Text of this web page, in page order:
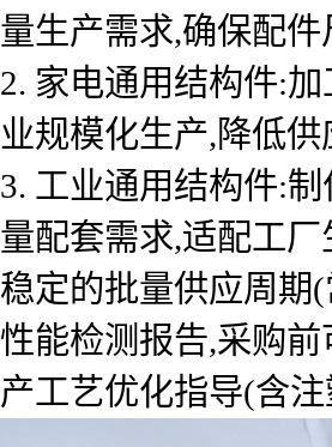
量生产需求,确保配
2. 家电通用结构件:
业规模化生产,降低供
3. 工业通用结构件:
量配套需求,适配工
稳定的批量供应周期
性能检测报告,采购
产工艺优化指导(含